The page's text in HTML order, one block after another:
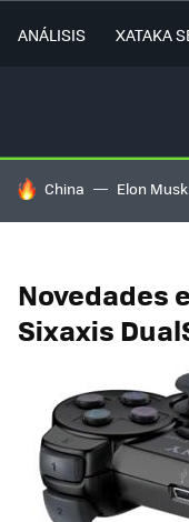
ANÁLISIS XATAKA
HOY SE HABLA DE
China Elon Musk
Novedades
Sixaxis